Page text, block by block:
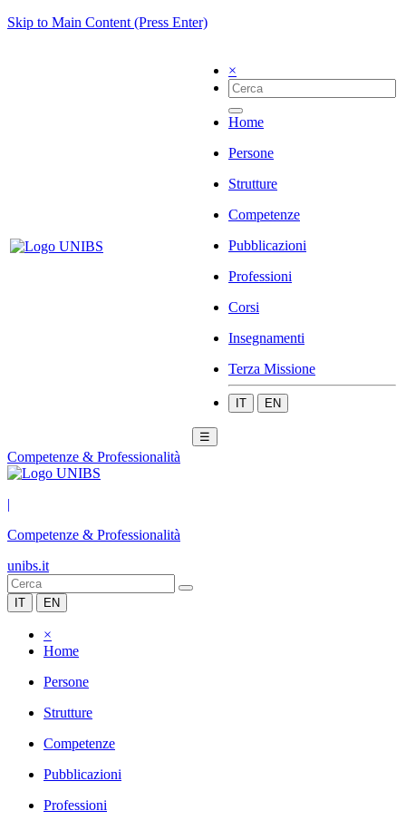
Skip to Main Content (Press Enter)
×
Home
Persone
Strutture
Competenze
Pubblicazioni
Professioni
Corsi
Insegnamenti
Terza Missione
IT EN
☰
Competenze & Professionalità
|
Competenze & Professionalità
unibs.it
IT EN
×
Home
Persone
Strutture
Competenze
Pubblicazioni
Professioni